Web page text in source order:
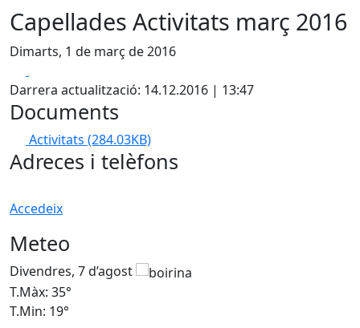
Capellades Activitats març 2016
Dimarts, 1 de març de 2016
Darrera actualització: 14.12.2016 | 13:47
Documents
Activitats (284.03KB)
Adreces i telèfons
Accedeix
Meteo
Divendres, 7 d’agost
T.Màx: 35°
T.Min: 19°